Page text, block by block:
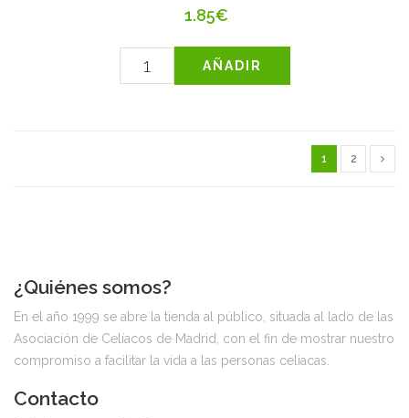
1.85€
AÑADIR
1 2
¿Quiénes somos?
En el año 1999 se abre la tienda al público, situada al lado de las
Asociación de Celíacos de Madrid, con el fin de mostrar nuestro
compromiso a facilitar la vida a las personas celiacas.
Contacto